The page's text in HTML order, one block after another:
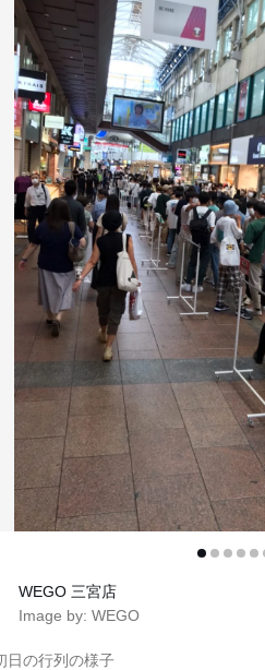
WEGO 三宮店
Image by: WEGO
日の行列の様子